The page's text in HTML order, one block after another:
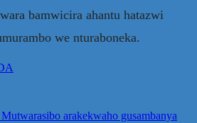
bamwicira ahantu hatazwi
we nturaboneka.
arakekwaho gusambanya